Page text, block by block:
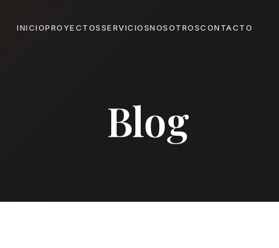
INICIOPROYECTOSSERVICIOSNOSOTROSCONTACTO
Blog